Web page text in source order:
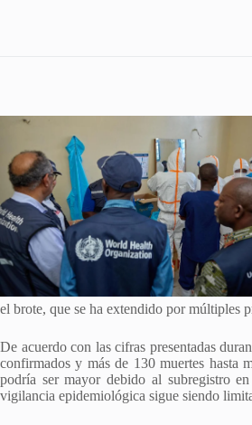
el brote, que se ha extendido por múltiples
De acuerdo con las cifras presentadas
confirmados y más de 130 muertes hasta
podría ser mayor debido al subregistro
vigilancia epidemiológica sigue siendo